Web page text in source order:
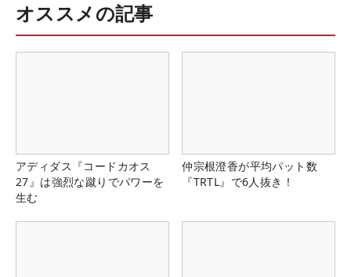
オススメの記事
アディダス『コードカオス
27』は強烈な蹴りでパワーを
生む
仲宗根澄香が平均パット数
『TRTL』で6人抜き！